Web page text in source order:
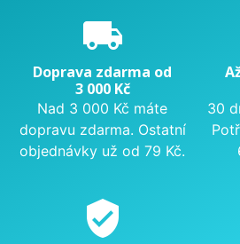
local_shipping
Doprava zdarma od
3 000 Kč
Nad 3 000 Kč máte
dopravu zdarma. Ostatní
objednávky už od 79 Kč.
30
verified_user